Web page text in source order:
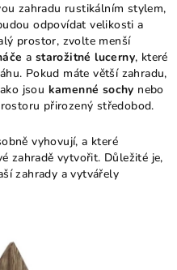
zahradu rustikálním stylem,
odpovídat velikosti a
prostor, zvolte menší
a starožitné lucerny, které
Pokud máte větší zahradu,
jsou kamenné sochy nebo
přirozený středobod.
vyhovují, a které
zahradě vytvořit. Důležité je,
zahrady a vytvářely